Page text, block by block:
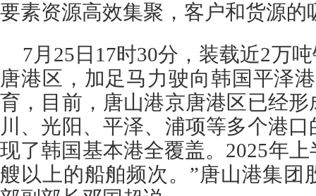
要素资源高效集聚，客户和货源的
7月25日17时30分，装载近2万
唐港区，加足马力驶向韩国平泽
育，目前，唐山港京唐港区已经
川、光阳、平泽、浦项等多个港
现了韩国基本港全覆盖。2025年
艘以上的船舶频次。”唐山港集团